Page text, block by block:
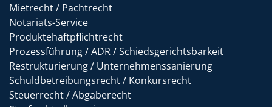
Mietrecht / Pachtrecht
Notariats-Service
Produktehaftpflichtrecht
Prozessführung / ADR / Schiedsgerichtsbarkeit
Restrukturierung / Unternehmenssanierung
Schuldbetreibungsrecht / Konkursrecht
Steuerrecht / Abgaberecht